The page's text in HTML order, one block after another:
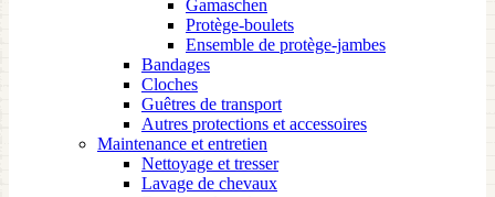
Gamaschen
Protège-boulets
Ensemble de protège-jambes
Bandages
Cloches
Guêtres de transport
Autres protections et accessoires
Maintenance et entretien
Nettoyage et tresser
Lavage de chevaux